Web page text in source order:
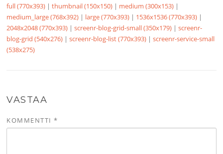
full (770x393) |thumbnail (150x150) | medium (300x153) |
medium_large (768x392) | large (770x393) | 1536x1536 (770x393) |
2048x2048 (770x393) |screenr-blog-grid-small (350x179) |screenr-
blog-grid (540x276) |screenr-blog-list (770x393) |screenr-service-small
(538x275)
VASTAA
KOMMENTTI*